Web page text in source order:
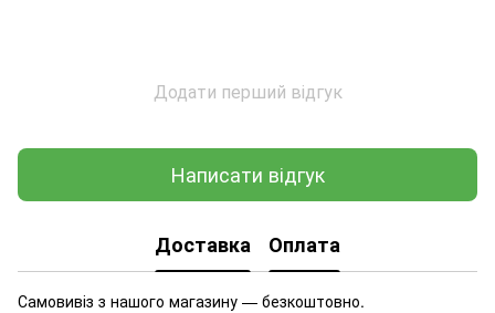
Додати перший відгук
Написати відгук
Доставка Оплата
Самовивіз з нашого магазину — безкоштовно.